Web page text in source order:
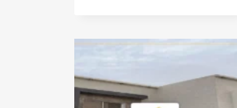
برجولات
بالرياض